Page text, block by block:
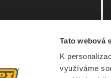
Tato webová
K
využíváme